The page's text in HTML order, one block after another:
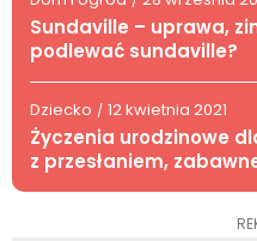
Sundaville – uprawa,
podlewać sundaville?
Dziecko / 12 kwietnia 2021
Życzenia urodzinowe
z przesłaniem,